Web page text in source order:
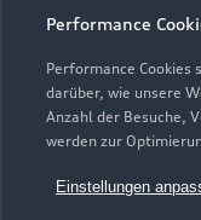
Performance
Performance
darüber, wie unsere
Anzahl der Besuche,
werden zur
Einstellungen